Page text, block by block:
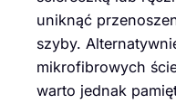
uniknąć
szyby.
mikrofibrowych
warto jednak